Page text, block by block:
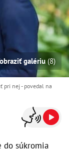
galériu (8)
pri nej - povedal na
do súkromia